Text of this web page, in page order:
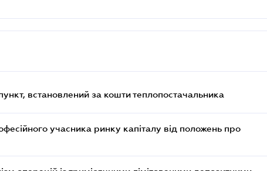
встановлений за кошти теплопостачальника
учасника ринку капіталу від положень про